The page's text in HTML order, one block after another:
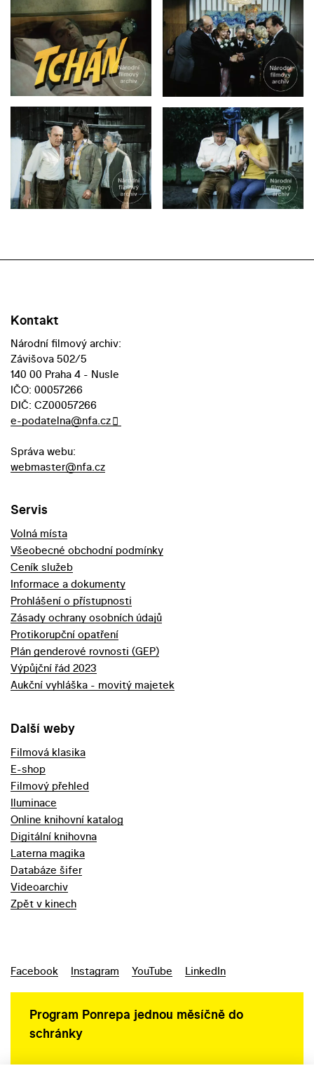
Kontakt
Národní filmový archiv:
Závišova 502/5
140 00 Praha 4 - Nusle
IČO: 00057266
DIČ: CZ00057266
e-podatelna@nfa.cz
Správa webu:
webmaster@nfa.cz
Servis
Volná místa
Všeobecné obchodní podmínky
Ceník služeb
Informace a dokumenty
Prohlášení o přístupnosti
Zásady ochrany osobních údajů
Protikorupční opatření
Plán genderové rovnosti (GEP)
Výpůjční řád 2023
Aukční vyhláška - movitý majetek
Další weby
Filmová klasika
E-shop
Filmový přehled
Iluminace
Online knihovní katalog
Digitální knihovna
Laterna magika
Databáze šifer
Videoarchiv
Zpět v kinech
Facebook Instagram YouTube LinkedIn
Program Ponrepa jednou měsíčně do
schránky